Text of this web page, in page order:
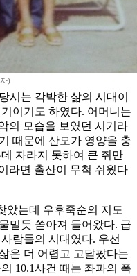
)
시는 각박한 삶의 시대이
이기도 하였다. 어머니는
의 모습을 보였던 시기라
때문에 산모가 영양을 충
자라지 못하여 큰 쥐만
라면 출산이 무척 쉬웠다
았는데 우후죽순의 지도
밀듯 쏟아져 들어왔다. 급
람들의 시대였다. 우선
은 더 어렵고 고달팠다는
10.1사건 때는 좌파의 폭